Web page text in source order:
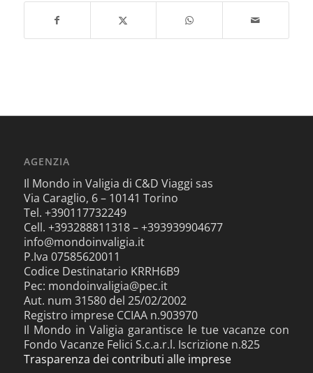
AGENZIA
Il Mondo in Valigia di C&D Viaggi sas
Via Caraglio, 6 – 10141 Torino
Tel. +390117732249
Cell. +393288811318 – +393939904677
info@mondoinvaligia.it
P.Iva 07585620011
Codice Destinatario KRRH6B9
Pec: mondoinvaligia@pec.it
Aut. num 31580 del 25/02/2002
Registro imprese CCIAA n.903970
Il Mondo in Valigia garantisce le tue vacanze con
Fondo Vacanze Felici S.c.a.r.l. Iscrizione n.825
Trasparenza dei contributi alle imprese